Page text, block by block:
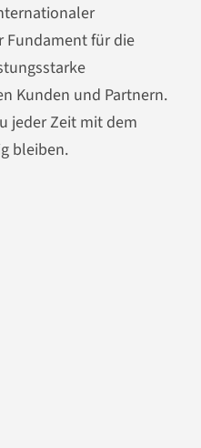
Fundament für die
Kunden und Partnern.
jeder Zeit mit dem
bleiben.